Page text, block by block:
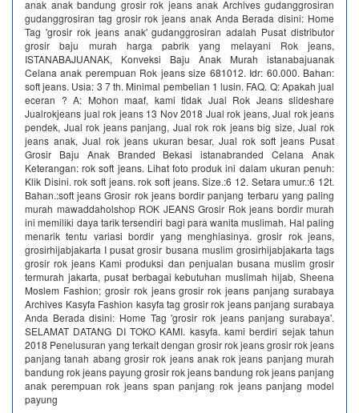
anak anak bandung grosir rok jeans anak Archives gudanggrosiran
gudanggrosiran tag grosir rok jeans anak Anda Berada disini: Home
Tag 'grosir rok jeans anak' gudanggrosiran adalah Pusat distributor
grosir baju murah harga pabrik yang melayani Rok jeans,
ISTANABAJUANAK, Konveksi Baju Anak Murah istanabajuanak
Celana anak perempuan Rok jeans size 681012. Idr: 60.000. Bahan:
soft jeans. Usia: 3 7 th. Minimal pembelian 1 lusin. FAQ. Q: Apakah jual
eceran ? A: Mohon maaf, kami tidak Jual Rok Jeans slideshare
Jualrokjeans jual rok jeans 13 Nov 2018 Jual rok jeans, Jual rok jeans
pendek, Jual rok jeans panjang, Jual rok rok jeans big size, Jual rok
jeans anak, Jual rok jeans ukuran besar, Jual rok soft jeans Pusat
Grosir Baju Anak Branded Bekasi istanabranded Celana Anak
Keterangan: rok soft jeans. Lihat foto produk ini dalam ukuran penuh:
Klik Disini. rok soft jeans. rok soft jeans. Size.:6 12. Setara umur.:6 12t.
Bahan.:soft jeans Grosir rok jeans bordir panjang terbaru yang paling
murah mawaddaholshop ROK JEANS Grosir Rok jeans bordir murah
ini memiliki daya tarik tersendiri bagi para wanita muslimah. Hal paling
menarik tentu variasi bordir yang menghiasinya. grosir rok jeans,
grosirhijabjakarta I pusat grosir busana muslim grosirhijabjakarta tags
grosir rok jeans Kami produksi dan penjualan busana muslim grosir
termurah jakarta, pusat berbagai kebutuhan muslimah hijab, Sheena
Moslem Fashion; grosir rok jeans grosir rok jeans panjang surabaya
Archives Kasyfa Fashion kasyfa tag grosir rok jeans panjang surabaya
Anda Berada disini: Home Tag 'grosir rok jeans panjang surabaya'.
SELAMAT DATANG DI TOKO KAMI. kasyfa. kami berdiri sejak tahun
2018 Penelusuran yang terkait dengan grosir rok jeans grosir rok jeans
panjang tanah abang grosir rok jeans anak rok jeans panjang murah
bandung rok jeans payung grosir rok jeans bandung rok jeans panjang
anak perempuan rok jeans span panjang rok jeans panjang model
payung